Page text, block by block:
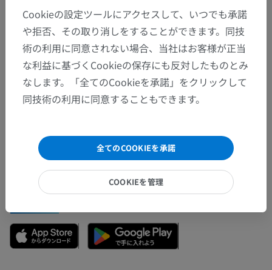
翻訳
間違いを発見しましたか？
修正や翻訳、内容の改善の提案がありましたらどう
問題を報告
Cookieの設定ツールにアクセスして、いつでも承諾
や拒否、その取り消しをすることができます。同技
術の利用に同意されない場合、当社はお客様が正当
な利益に基づくCookieの保存にも反対したものとみ
なします。「全てのCookieを承諾」をクリックして
同技術の利用に同意することもできます。
全てのCOOKIEを承諾
COOKIEを管理